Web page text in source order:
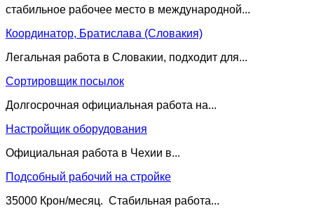
стабильное рабочее место в международной...
Координатор, Братислава (Словакия)
Легальная работа в Словакии, подходит для...
Сортировщик посылок
Долгосрочная официальная работа на...
Настройщик оборудования
Официальная работа в Чехии в...
Подсобный рабочий на стройке
35000 Крон/месяц. Стабильная работа...